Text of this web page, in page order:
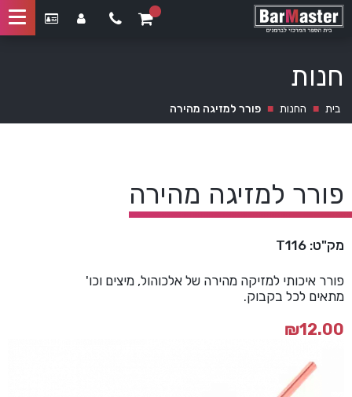
חנות
בית ■ החנות ■ פורר למזיגה מהירה
פורר למזיגה מהירה
מק"ט: T116
פורר איכותי למזיקה מהירה של אלכוהול, מיצים וכו'
מתאים לכל בקבוק.
₪12.00